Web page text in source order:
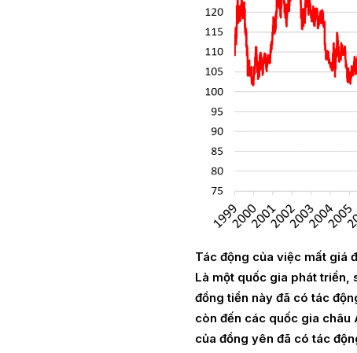
Tác động của việc mất giá
Là một quốc gia phát triển,
đồng tiền này đã có tác
còn đến các quốc gia châu
của đồng yên đã có tác